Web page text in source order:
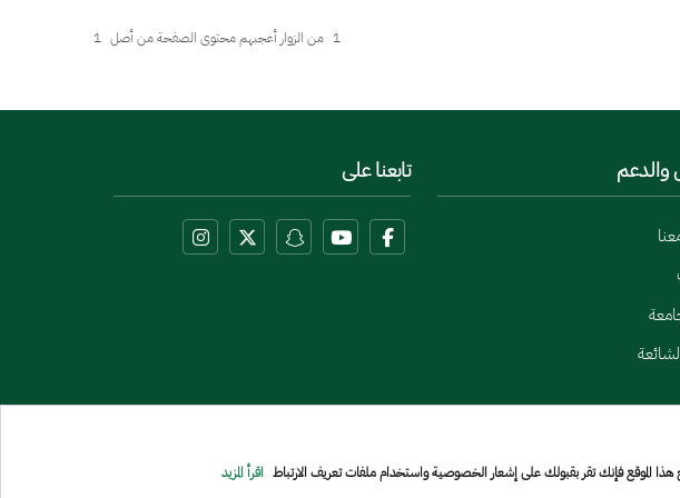
1 من الزوار أعجبهم محتوى الصفحة من أصل 1
والدعم تابعنا على
الموقع فإنك تقر بقبولك على إشعار الخصوصية واستخدام ملفات تعريف الارتباط اقرأ المزيد